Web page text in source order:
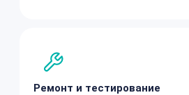
Ремонт и тестирование